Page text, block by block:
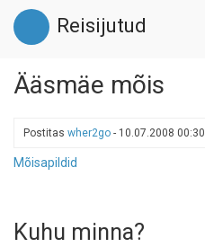
Liigu
edasi
põhisisu
juurde
Reisijutud
Ääsmäe mõis
Postitas wher2go - 10.07.2008 00:30
Mõisapildid
Kuhu minna?